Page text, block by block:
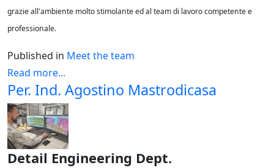
grazie all'ambiente molto stimolante ed al team di lavoro competente e
professionale.
Published in Meet the team
Read more...
Per. Ind. Agostino Mastrodicasa
Detail Engineering Dept.